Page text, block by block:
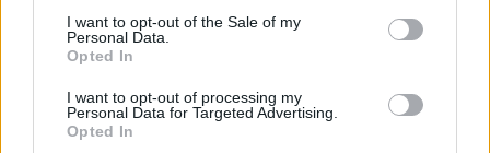
consent section.
I want to opt-out of the Sale of my
Personal Data.
Opted In
I want to opt-out of processing my
Personal Data for Targeted Advertising.
Opted In
megkezdődtek az I. „Fidel: Örökség és Jövő”
nemzetközi tanácskozás ülései, amellyel a világ haladó
erői a forradalom történelmi főparancsnoka, Fidel
Castro Ruz közeledő születési centenáriuma előtt
tisztelegnek.A monumentális rendezvényre a Föld 63
országából több mint 1500 elhivatott…